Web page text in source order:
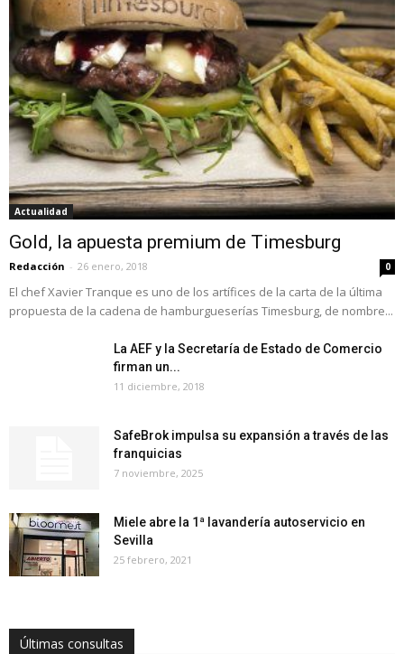
Actualidad
Gold, la apuesta premium de Timesburg
Redacción - 26 enero, 2018 0
El chef Xavier Tranque es uno de los artífices de la carta de la última
propuesta de la cadena de hamburgueserías Timesburg, de nombre...
La AEF y la Secretaría de Estado de Comercio
firman un...
11 diciembre, 2018
SafeBrok impulsa su expansión a través de las
franquicias
7 noviembre, 2025
Miele abre la 1ª lavandería autoservicio en
Sevilla
25 febrero, 2021
Últimas consultas